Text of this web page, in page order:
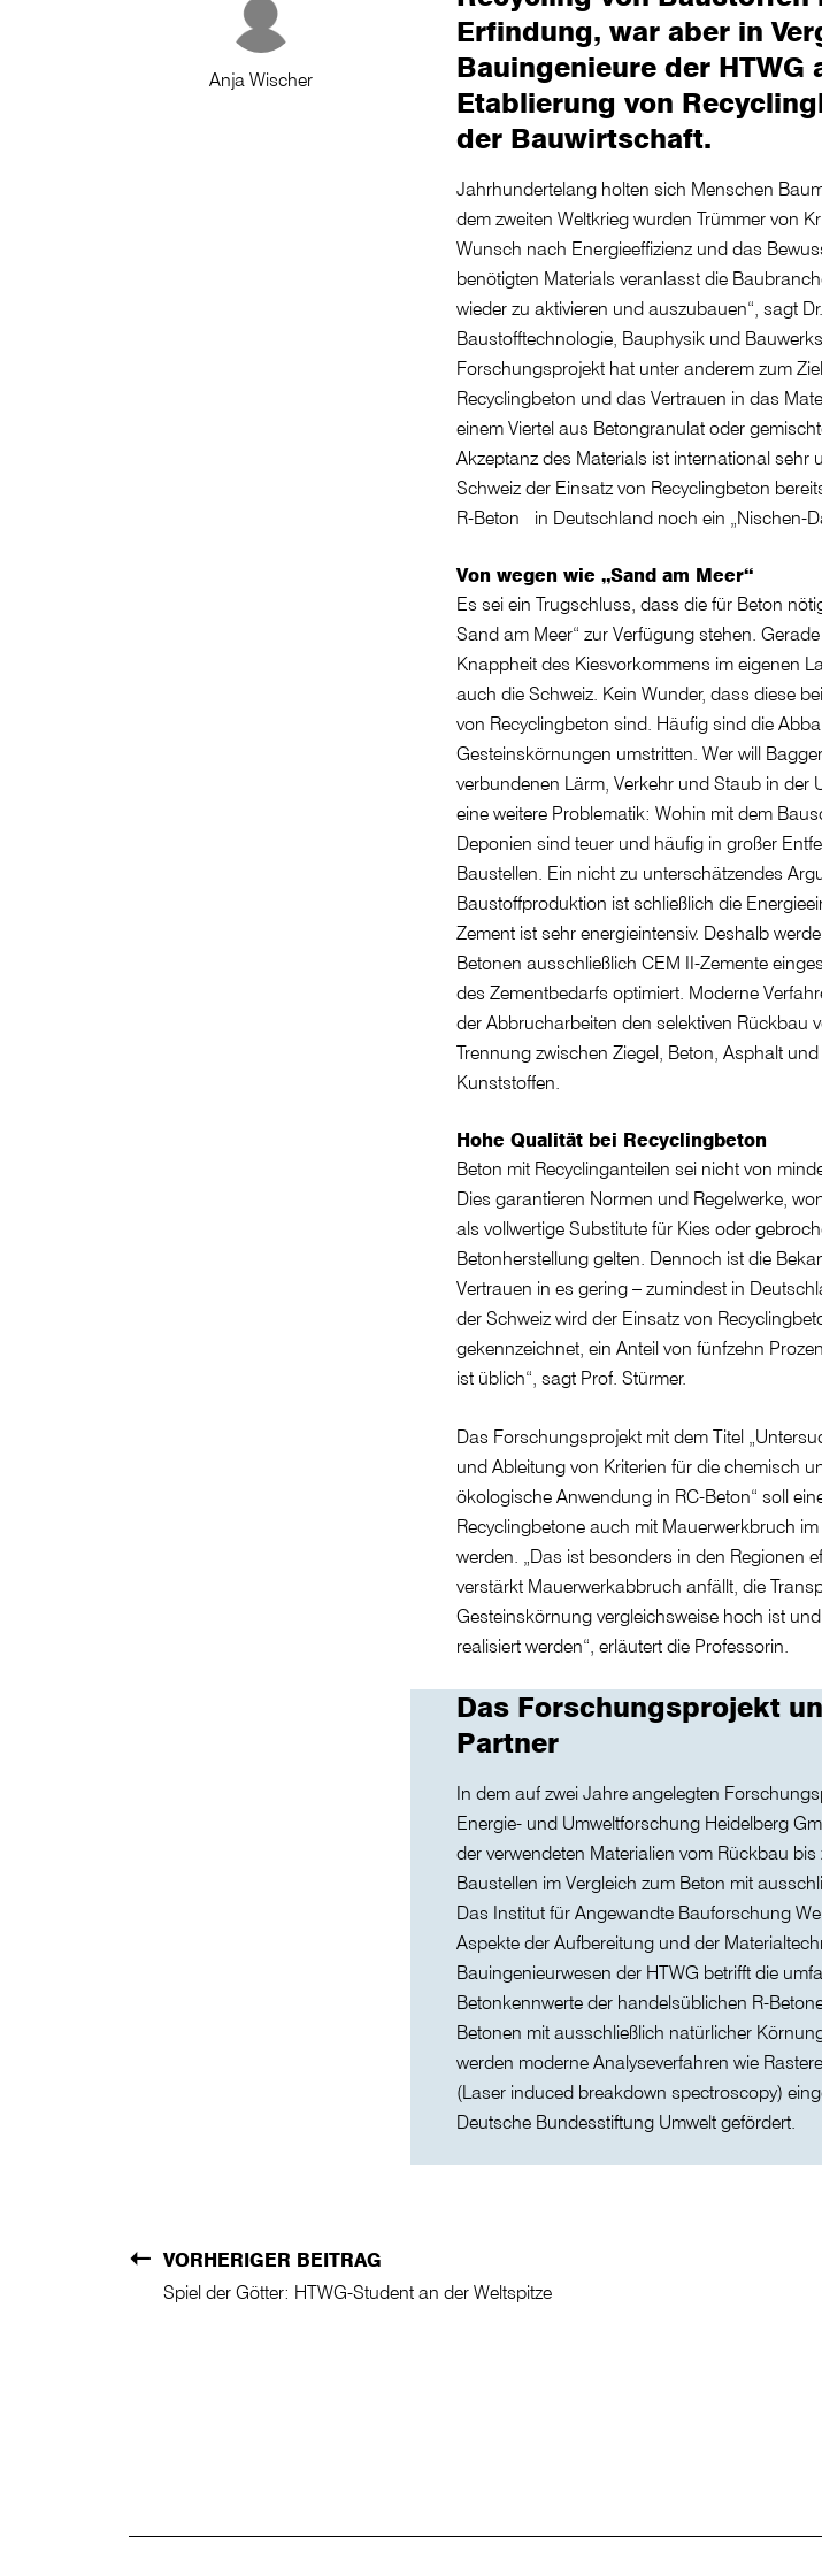
Anja Wischer
Erfindung, war aber in
Bauingenieure der HTWG
Etablierung von
der Bauwirtschaft.
Jahrhundertelang holten sich Menschen
dem zweiten Weltkrieg wurden Trümmer von
Wunsch nach Energieeffizienz und das
benötigten Materials veranlasst die
wieder zu aktivieren und auszubauen“, sagt
Baustofftechnologie, Bauphysik und
Forschungsprojekt hat unter anderem zum
Recyclingbeton und das Vertrauen in das
einem Viertel aus Betongranulat oder
Akzeptanz des Materials ist international sehr
Schweiz der Einsatz von Recyclingbeton
R-Beton in Deutschland noch ein „Nischen-
Von wegen wie „Sand am Meer“
Es sei ein Trugschluss, dass die für Beton
Sand am Meer“ zur Verfügung stehen.
Knappheit des Kiesvorkommens im eigenen
auch die Schweiz. Kein Wunder, dass diese
von Recyclingbeton sind. Häufig sind die
Gesteinskörnungen umstritten. Wer will
verbundenen Lärm, Verkehr und Staub in der
eine weitere Problematik: Wohin mit dem
Deponien sind teuer und häufig in großer
Baustellen. Ein nicht zu unterschätzendes
Baustoffproduktion ist schließlich die
Zement ist sehr energieintensiv. Deshalb
Betonen ausschließlich CEM II-Zemente
des Zementbedarfs optimiert. Moderne
der Abbrucharbeiten den selektiven Rückbau
Trennung zwischen Ziegel, Beton, Asphalt
Kunststoffen.
Hohe Qualität bei Recyclingbeton
Beton mit Recyclinganteilen sei nicht von
Dies garantieren Normen und Regelwerke,
als vollwertige Substitute für Kies oder
Betonherstellung gelten. Dennoch ist die
Vertrauen in es gering – zumindest in
der Schweiz wird der Einsatz von
gekennzeichnet, ein Anteil von fünfzehn
ist üblich“, sagt Prof. Stürmer.
Das Forschungsprojekt mit dem Titel
und Ableitung von Kriterien für die chemisch
ökologische Anwendung in RC-Beton“ soll
Recyclingbetone auch mit Mauerwerkbruch
werden. „Das ist besonders in den Regionen
verstärkt Mauerwerkabbruch anfällt, die
Gesteinskörnung vergleichsweise hoch ist
realisiert werden“, erläutert die Professorin.
Das Forschungsprojekt
Partner
In dem auf zwei Jahre angelegten
Energie- und Umweltforschung Heidelberg
der verwendeten Materialien vom Rückbau
Baustellen im Vergleich zum Beton mit
Das Institut für Angewandte Bauforschung
Aspekte der Aufbereitung und der
Bauingenieurwesen der HTWG betrifft die
Betonkennwerte der handelsüblichen R-
Betonen mit ausschließlich natürlicher
werden moderne Analyseverfahren wie
(Laser induced breakdown spectroscopy)
Deutsche Bundesstiftung Umwelt gefördert.
VORHERIGER BEITRAG
Spiel der Götter: HTWG-Student an der Weltspitze